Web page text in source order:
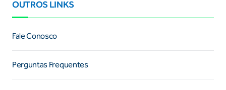
OUTROS LINKS
Fale Conosco
Perguntas Frequentes